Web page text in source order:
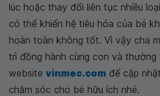
lúc hoặc thay đổi liên tục nhiều
có thể khiến hệ tiêu hóa của bé
hoàn toàn không tốt. Vì vậy cha
trì đồng hành cùng con và thường
website vinmec.com để cập
chăm sóc cho bé hữu ích nhé.